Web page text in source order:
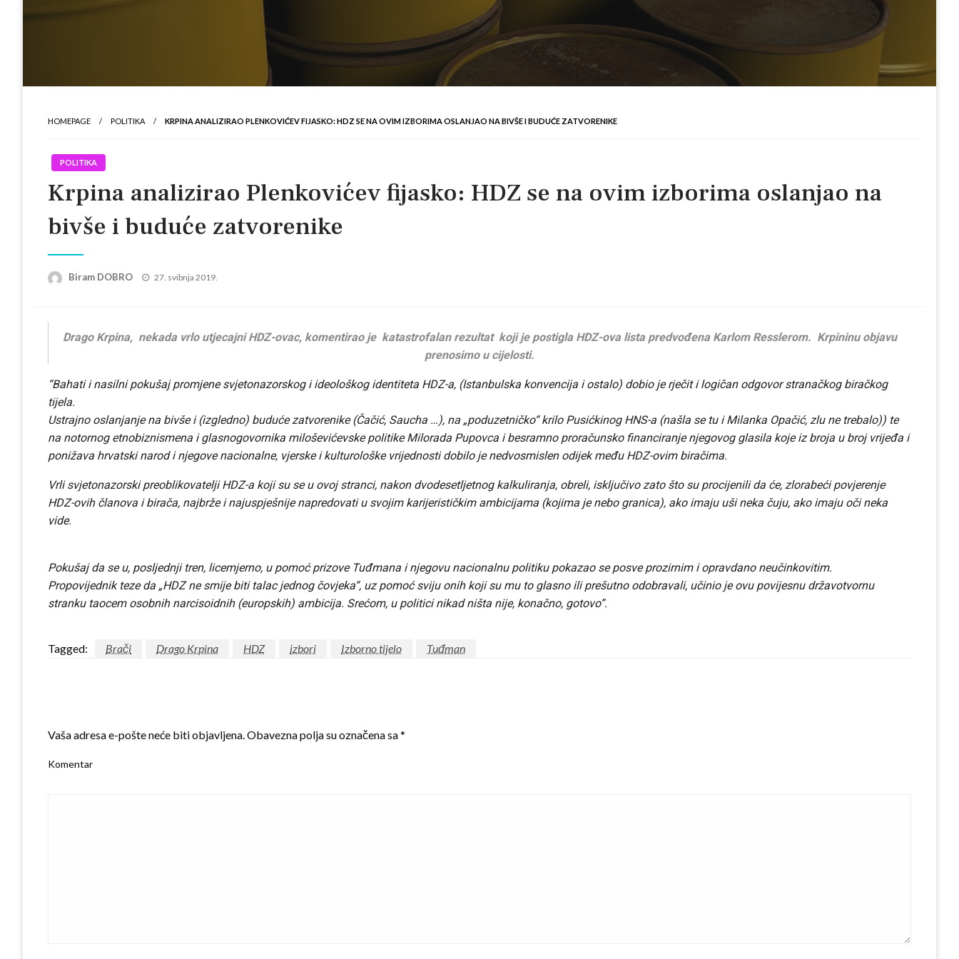
HOMEPAGE POLITIKA KRPINA ANALIZIRAO PLENKOVIĆEV FIJASKO: HDZ SE NA OVIM IZBORIMA OSLANJAO NA BIVŠE I BUDUĆE ZATVORENIKE
POLITIKA
Krpina analizirao Plenkovićev fijasko: HDZ se na ovim izborima oslanjao na
bivše i buduće zatvorenike
Biram DOBRO
Posted
27. svibnja 2019.
Drago Krpina, nekada vrlo utjecajni HDZ-ovac, komentirao je katastrofalan rezultat koji je postigla HDZ-ova lista predvođena Karlom Resslerom. Krpininu objavu
prenosimo u cijelosti.
“Bahati i nasilni pokušaj promjene svjetonazorskog i ideološkog identiteta HDZ-a, (Istanbulska konvencija i ostalo) dobio je rječit i logičan odgovor stranačkog biračkog
tijela.
Ustrajno oslanjanje na bivše i (izgledno) buduće zatvorenike (Čačić, Saucha …), na „poduzetničko“ krilo Pusićkinog HNS-a (našla se tu i Milanka Opačić, zlu ne trebalo)) te
na notornog etnobiznismena i glasnogovornika miloševićevske politike Milorada Pupovca i besramno proračunsko financiranje njegovog glasila koje iz broja u broj vrijeđa i
ponižava hrvatski narod i njegove nacionalne, vjerske i kulturološke vrijednosti dobilo je nedvosmislen odijek među HDZ-ovim biračima.
Vrli svjetonazorski preoblikovatelji HDZ-a koji su se u ovoj stranci, nakon dvodesetljetnog kalkuliranja, obreli, isključivo zato što su procijenili da će, zlorabeći povjerenje
HDZ-ovih članova i birača, najbrže i najuspješnije napredovati u svojim karijerističkim ambicijama (kojima je nebo granica), ako imaju uši neka čuju, ako imaju oči neka
vide.
Pokušaj da se u, posljednji tren, licemjerno, u pomoć prizove Tuđmana i njegovu nacionalnu politiku pokazao se posve prozirnim i opravdano neučinkovitim.
Propovijednik teze da „HDZ ne smije biti talac jednog čovjeka“, uz pomoć sviju onih koji su mu to glasno ili prešutno odobravali, učinio je ovu povijesnu državotvornu
stranku taocem osobnih narcisoidnih (europskih) ambicija. Srećom, u politici nikad ništa nije, konačno, gotovo”.
Tagged: Brači Drago Krpina HDZ izbori Izborno tijelo Tuđman
Vaša adresa e-pošte neće biti objavljena.Obavezna polja su označena sa*
Komentar